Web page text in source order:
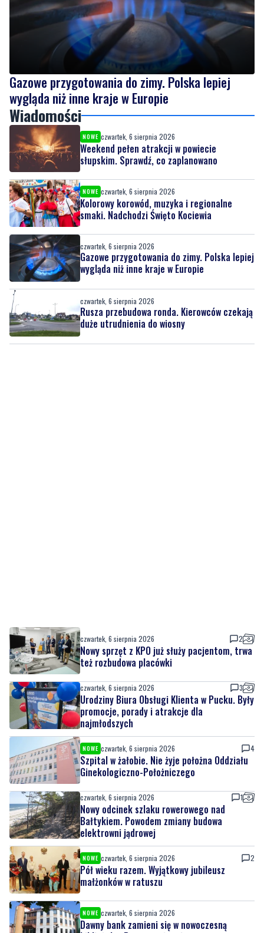
Gazowe przygotowania do zimy. Polska lepiej
wygląda niż inne kraje w Europie
Wiadomości
NOWE czwartek, 6 sierpnia 2026
Weekend pełen atrakcji w powiecie
słupskim. Sprawdź, co zaplanowano
NOWE czwartek, 6 sierpnia 2026
Kolorowy korowód, muzyka i regionalne
czwartek, 6 sierpnia 2026
Gazowe przygotowania do zimy. Polska lepiej
czwartek, 6 sierpnia 2026
Rusza przebudowa ronda. Kierowców czekają
czwartek, 6 sierpnia 2026 3
Urodziny Biura Obsługi Klienta w Pucku. Były
promocje, porady i atrakcje dla
najmłodszych
NOWE czwartek, 6 sierpnia 2026 4
Szpital w żałobie. Nie żyje położna Oddziału
Ginekologiczno-Położniczego
czwartek, 6 sierpnia 2026 1
Nowy odcinek szlaku rowerowego nad
Bałtykiem. Powodem zmiany budowa
elektrowni jądrowej
NOWE czwartek, 6 sierpnia 2026
Pół wieku razem. Wyjątkowy jubileusz
małżonków w ratuszu
NOWE czwartek, 6 sierpnia 2026
Dawny bank zamieni się w nowoczesną